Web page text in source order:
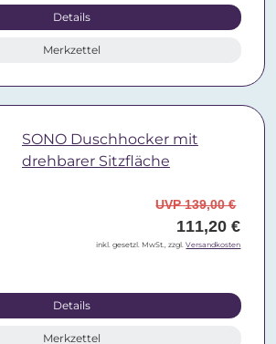
Details
Merkzettel
SONO Duschhocker mit
drehbarer Sitzfläche
UVP 139,00 €
111,20 €
inkl. gesetzl. MwSt., zzgl.Versandkosten
Details
Merkzettel